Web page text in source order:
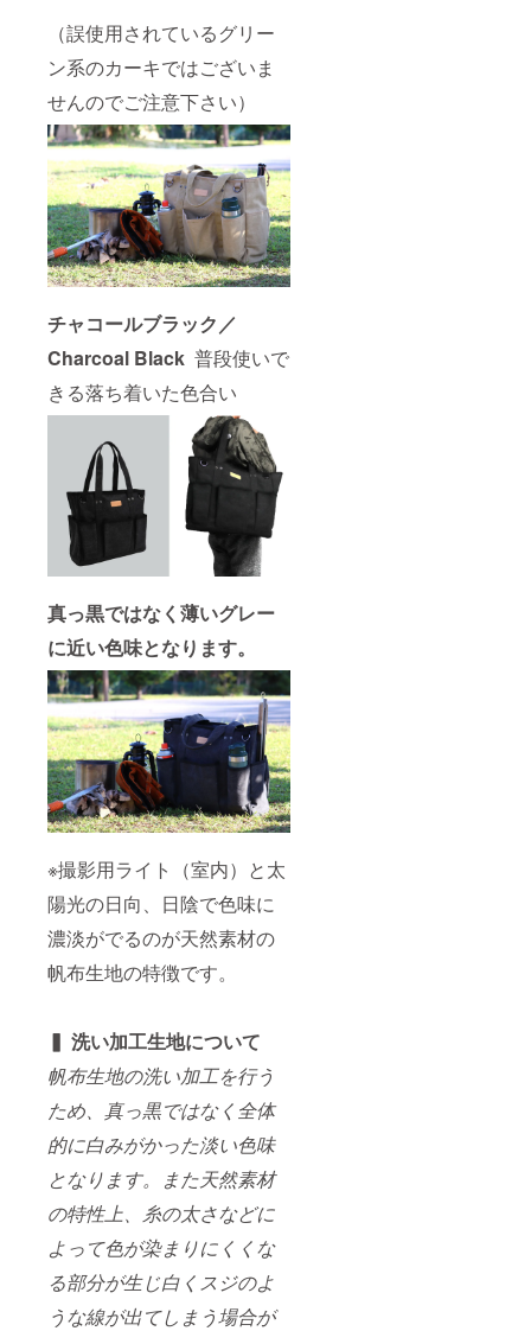
（誤使用されているグリー
ン系のカーキではございま
せんのでご注意下さい）
チャコールブラック／
Charcoal Black 普段使いで
きる落ち着いた色合い
真っ黒ではなく薄いグレー
に近い色味となります。
※撮影用ライト（室内）と太
陽光の日向、日陰で色味に
濃淡がでるのが天然素材の
帆布生地の特徴です。
▍ 洗い加工生地について
帆布生地の洗い加工を行う
ため、真っ黒ではなく全体
的に白みがかった淡い色味
となります。また天然素材
の特性上、糸の太さなどに
よって色が染まりにくくな
る部分が生じ白くスジのよ
うな線が出てしまう場合が